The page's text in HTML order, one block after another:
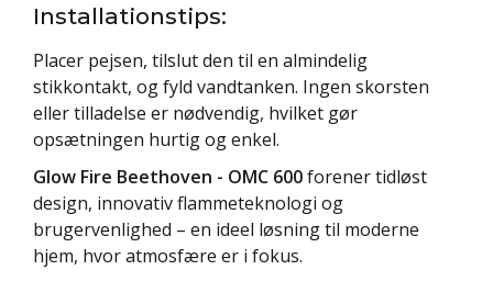
Installationstips:
Placer pejsen, tilslut den til en almindelig
stikkontakt, og fyld vandtanken. Ingen skorsten
eller tilladelse er nødvendig, hvilket gør
opsætningen hurtig og enkel.
Glow Fire Beethoven - OMC 600forener tidløst
design, innovativ flammeteknologi og
brugervenlighed – en ideel løsning til moderne
hjem, hvor atmosfære er i fokus.